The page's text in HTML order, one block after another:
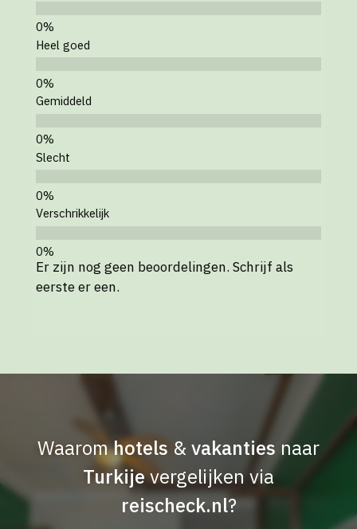
Heel goed
Gemiddeld
Slecht
Verschrikkelijk
Er zijn nog geen beoordelingen. Schrijf als
eerste er een.
Waaromhotels & vakanties naar
Turkijevergelijken via
reischeck.nl?